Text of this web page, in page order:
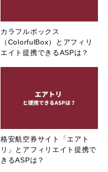
カラフルボックス
（ColorfulBox）とアフィリ
エイト提携できるASPは？
格安航空券サイト「エアト
リ」とアフィリエイト提携で
きるASPは？